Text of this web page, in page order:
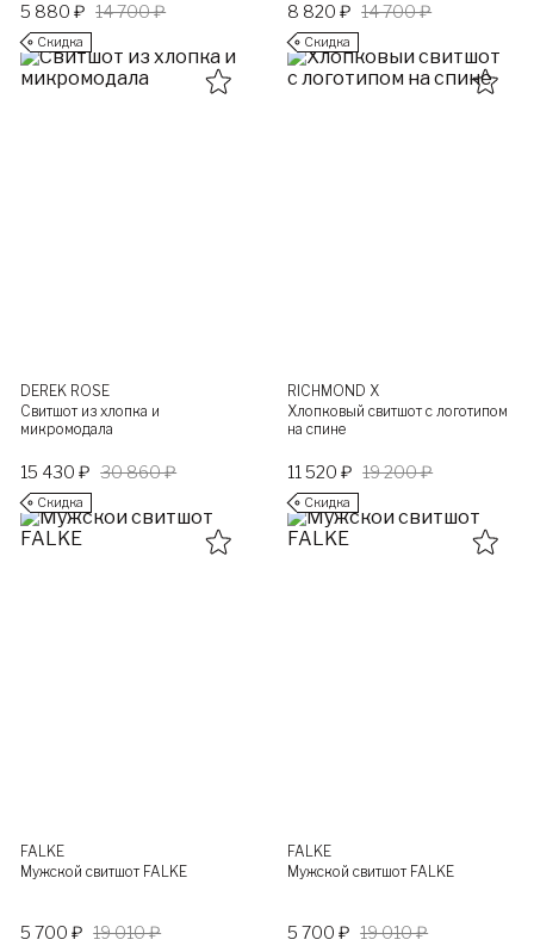
5 880 ₽ 14 700 ₽
Скидка
8 820 ₽ 14 700 ₽
Скидка
DEREK ROSE
Свитшот из хлопка и
микромодала
15 430 ₽ 30 860 ₽
Скидка
RICHMOND X
Хлопковый свитшот с логотипом
на спине
11 520 ₽ 19 200 ₽
Скидка
FALKE
Мужской свитшот FALKE
5 700 ₽ 19 010 ₽
FALKE
Мужской свитшот FALKE
5 700 ₽ 19 010 ₽